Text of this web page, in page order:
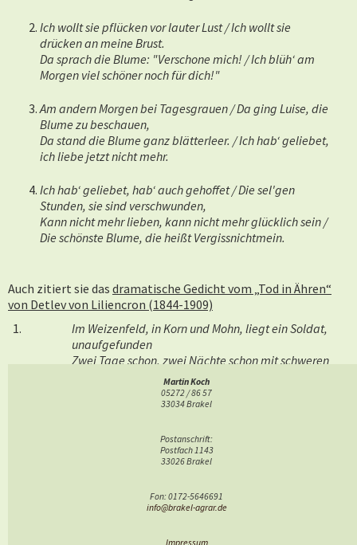
Ich wollt sie pflücken vor lauter Lust / Ich wollt sie
drücken an meine Brust.
Da sprach die Blume: "Verschone mich! / Ich blüh‘ am
Morgen viel schöner noch für dich!"
Am andern Morgen bei Tagesgrauen / Da ging Luise, die
Blume zu beschauen,
Da stand die Blume ganz blätterleer. / Ich hab‘ geliebet,
ich liebe jetzt nicht mehr.
Ich hab‘ geliebet, hab‘ auch gehoffet / Die sel'gen
Stunden, sie sind verschwunden,
Kann nicht mehr lieben, kann nicht mehr glücklich sein /
Die schönste Blume, die heißt Vergissnichtmein.
Auch zitiert sie das dramatische Gedicht vom „Tod in Ähren“
von Detlev von Liliencron (1844-1909)
Im Weizenfeld, in Korn und Mohn, liegt ein Soldat,
unaufgefunden
Zwei Tage schon, zwei Nächte schon mit schweren
Wunden unverbunden,
Durstüberquält und fieberwild, im Todeskampf den
Ein letzter Traum, ein letztes Bild, sein brechend‘
Auge schlägt nach oben.
Die Sense sirrt im Ährenfeld, er sieht sein Dorf im
Arbeitsfrieden.
Martin Koch
05272 / 86 57
33034 Brakel
Postanschrift:
Postfach 1143
33026 Brakel
Fon: 0172-5646691
info@brakel-agrar.de
Impressum